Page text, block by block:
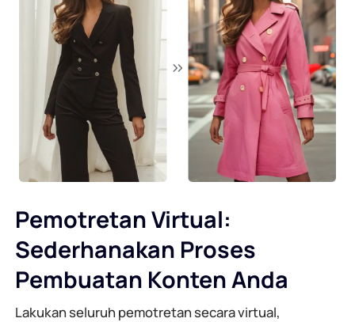
Pemotretan Virtual:
Sederhanakan Proses
Pembuatan Konten Anda
Lakukan seluruh pemotretan secara virtual,